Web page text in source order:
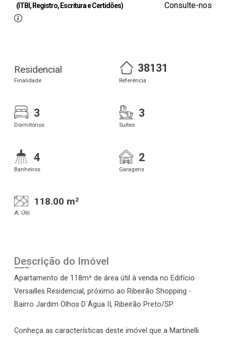
(ITBI, Registro, Escritura e Certidões) Consulte-nos
Residencial
Finalidade
38131
Referência
3
Dormitórios
3
Suítes
4
Banheiros
2
Garagens
118.00 m²
A. Útil
Descrição do Imóvel
Apartamento de 118m² de área útil à venda no Edifício
Versailles Residencial, próximo ao Ribeirão Shopping -
Bairro Jardim Olhos D`Água II, Ribeirão Preto/SP.
Conheça as características deste imóvel que a Martinelli